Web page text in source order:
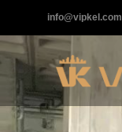
info@vipkel.com